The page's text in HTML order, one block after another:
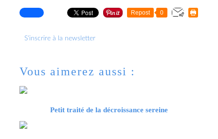
Repost 0
S'inscrire à la newsletter
Vous aimerez aussi :
Petit traité de la décroissance sereine